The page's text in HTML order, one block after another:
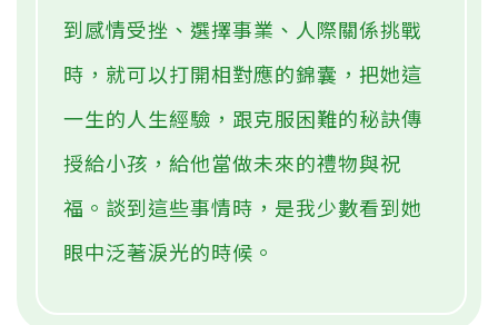
到感情受挫、選擇事業、人際關係挑戰
時，就可以打開相對應的錦囊，把她這
一生的人生經驗，跟克服困難的秘訣傳
授給小孩，給他當做未來的禮物與祝
福。談到這些事情時，是我少數看到她
眼中泛著淚光的時候。